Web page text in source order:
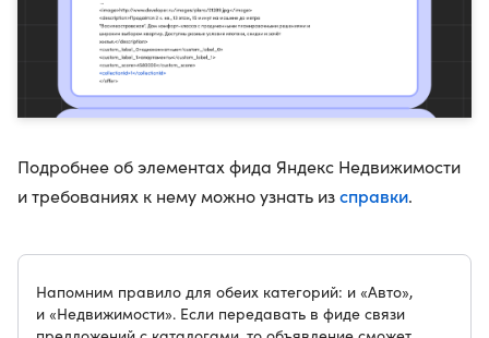
Подробнее об элементах фида Яндекс Недвижимости
и требованиях к нему можно узнать изсправки.
Напомним правило для обеих категорий: и «Авто»,
и «Недвижимости». Если передавать в фиде связи